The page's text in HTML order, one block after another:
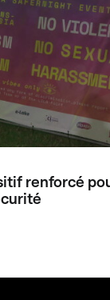
renforcé